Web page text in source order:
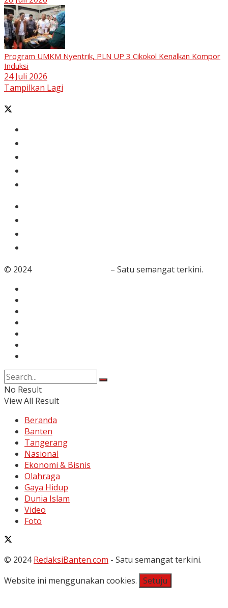
Program UMKM Nyentrik, PLN UP 3 Cikokol Kenalkan Kompor
Induksi
24 Juli 2026
Tampilkan Lagi
© 2024
– Satu semangat terkini.
No Result
View All Result
Beranda
Banten
Tangerang
Nasional
Ekonomi & Bisnis
Olahraga
Gaya Hidup
Dunia Islam
Video
Foto
© 2024RedaksiBanten.com - Satu semangat terkini.
Website ini menggunakan cookies. Setuju